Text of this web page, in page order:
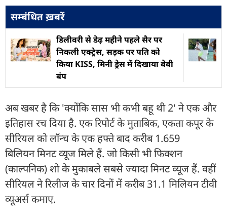
सम्बंधित ख़बरें
डिलीवरी से डेढ़ महीने पहले सैर पर
निकली एक्ट्रेस, सड़क पर पति को
किया KISS, मिनी ड्रेस में दिखाया बेबी
बंप
अब खबर है कि 'क्योंकि सास भी कभी बहू थी 2' ने एक और
इतिहास रच दिया है. एक रिपोर्ट के मुताबिक, एकता कपूर के
सीरियल को लॉन्च के एक हफ्ते बाद करीब 1.659
बिलियन मिनट व्यूज मिले हैं. जो किसी भी फिक्शन
(काल्पनिक) शो के मुकाबले सबसे ज्यादा मिनट व्यूज हैं. वहीं
सीरियल ने रिलीज के चार दिनों में करीब 31.1 मिलियन टीवी
व्यूअर्स कमाए.